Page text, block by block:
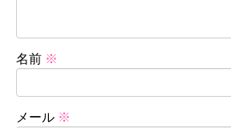
名前 ※
メール ※